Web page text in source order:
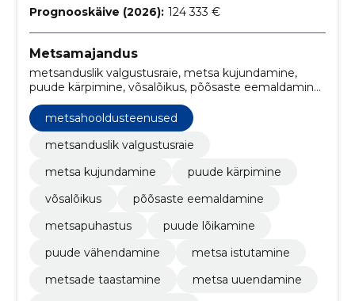
Prognooskäive (2026): 124 333 €
Metsamajandus
metsanduslik valgustusraie, metsa kujundamine,
puude kärpimine, võsalõikus, põõsaste eemaldamine,
metsapuhastus, puude lõikamine, puude
vähendamine, metsa istutamine, metsade
taastamine
metsahooldusteenused
metsanduslik valgustusraie
metsa kujundamine
puude kärpimine
võsalõikus
põõsaste eemaldamine
metsapuhastus
puude lõikamine
puude vähendamine
metsa istutamine
metsade taastamine
metsa uuendamine